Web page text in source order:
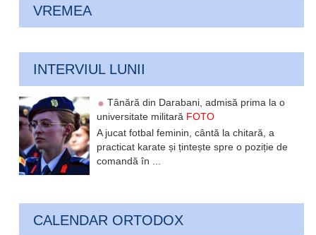
VREMEA
INTERVIUL LUNII
Tânără din Darabani, admisă prima la o
universitate militară FOTO
A jucat fotbal feminin, cântă la chitară, a
practicat karate și țintește spre o poziție de
comandă în ...
CALENDAR ORTODOX